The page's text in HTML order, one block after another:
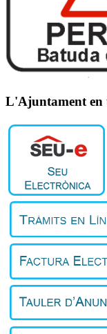
L'Ajuntament en